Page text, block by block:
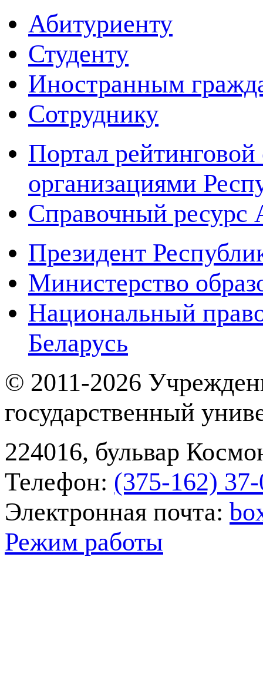
Абитуриенту
Студенту
Иностранным
Сотруднику
Портал рейтинговой
организациями
Справочный
Президент
Министерство
Национальный
Беларусь
© 2011-2026
государственный
224016, бульвар
Телефон: (375-162)
Электронная почта:
Режим работы